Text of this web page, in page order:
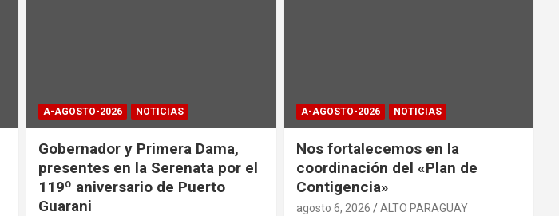
A-AGOSTO-2026 NOTICIAS
Gobernador y Primera Dama,
presentes en la Serenata por el
119º aniversario de Puerto
Guarani
A-AGOSTO-2026 NOTICIAS
Nos fortalecemos en la
coordinación del «Plan de
Contigencia»
agosto 6, 2026 ALTO PARAGUAY